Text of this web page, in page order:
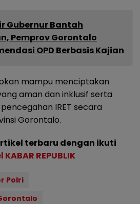
Gubernur Bantah
Pemprov Gorontalo
OPD Berbasis Kajian
mampu menciptakan
aman dan inklusif serta
IRET secara
Gorontalo.
terbaru dengan ikuti
REPUBLIK
Polri